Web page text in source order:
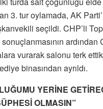
3. tur oylamada, AK
seçildi. CHP’li
ardından
vurarak salonu terk
binasından ayrıldı.
YERİNE
OLMASIN”